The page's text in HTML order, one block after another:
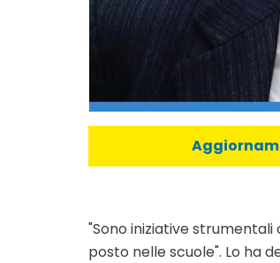
"Sono iniziative
posto nelle scuole". Lo ha